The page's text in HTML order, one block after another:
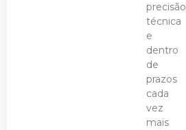
precisão
técnica
e
dentro
de
prazos
cada
vez
mais